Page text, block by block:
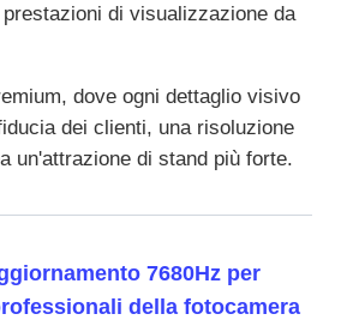
di visualizzazione da
dove ogni dettaglio visivo
dei clienti, una risoluzione
un'attrazione di stand più forte.
7680Hz per
della fotocamera